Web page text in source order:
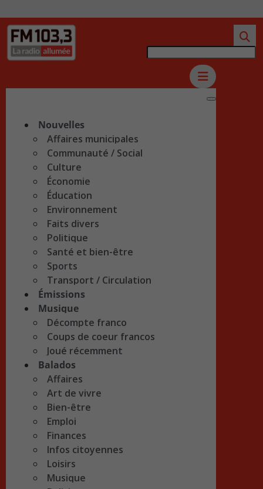
Nouvelles
Affaires municipales
Communauté / Social
Culture
Économie
Éducation
Environnement
Faits divers
Politique
Santé et bien-être
Sports
Transport / Circulation
Émissions
Musique
Décompte franco
Coups de coeur francos
Joué récemment
Balados
Affaires
Art de vivre
Bien-être
Emploi
Finances
Infos citoyennes
Loisirs
Musique